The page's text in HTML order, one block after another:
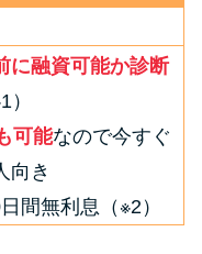
に融資可能か診断
）
可能なので今すぐ
向き
間無利息（※2）